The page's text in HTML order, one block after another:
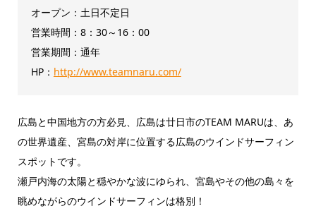
オープン：土日不定日
営業時間：8：30～16：00
営業期間：通年
HP： http://www.teamnaru.com/
広島と中国地方の方必見、広島は廿日市のTEAM MARUは、あ
の世界遺産、宮島の対岸に位置する広島のウインドサーフィン
スポットです。
瀬戸内海の太陽と穏やかな波にゆられ、宮島やその他の島々を
眺めながらのウインドサーフィンは格別！